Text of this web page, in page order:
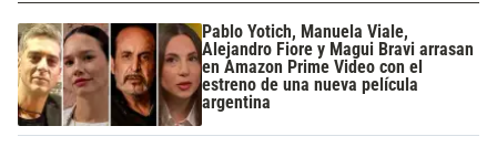
Pablo Yotich, Manuela Viale,
Alejandro Fiore y Magui Bravi arrasan
en Amazon Prime Video con el
estreno de una nueva película
argentina